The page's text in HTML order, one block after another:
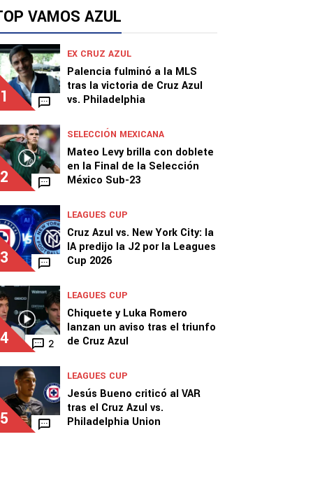
VAMOS AZUL
1
EX CRUZ AZUL
Palencia fulminó a la MLS
tras la victoria de Cruz Azul
vs. Philadelphia
2
SELECCIÓN MEXICANA
Mateo Levy brilla con doblete
en la Final de la Selección
México Sub-23
3
LEAGUES CUP
Cruz Azul vs. New York City: la
IA predijo la J2 por la Leagues
Cup 2026
4 2
LEAGUES CUP
Chiquete y Luka Romero
lanzan un aviso tras el triunfo
de Cruz Azul
5
LEAGUES CUP
Jesús Bueno criticó al VAR
tras el Cruz Azul vs.
Philadelphia Union